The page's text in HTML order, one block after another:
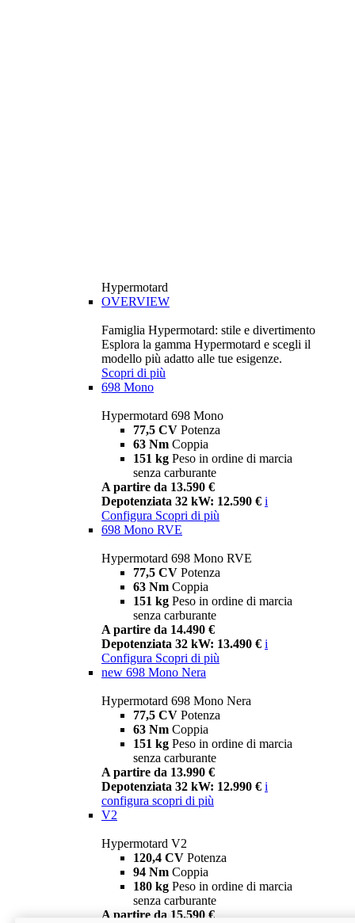
Hypermotard
OVERVIEW
Famiglia Hypermotard: stile e divertimento
Esplora la gamma Hypermotard e scegli il
modello più adatto alle tue esigenze.
Scopri di più
698 Mono
Hypermotard 698 Mono
77,5 CV Potenza
63 Nm Coppia
151 kg Peso in ordine di marcia
senza carburante
A partire da 13.590 €
Depotenziata 32 kW: 12.590 € i
Configura Scopri di più
698 Mono RVE
Hypermotard 698 Mono RVE
77,5 CV Potenza
63 Nm Coppia
151 kg Peso in ordine di marcia
senza carburante
A partire da 14.490 €
Depotenziata 32 kW: 13.490 € i
Configura Scopri di più
new 698 Mono Nera
Hypermotard 698 Mono Nera
77,5 CV Potenza
63 Nm Coppia
151 kg Peso in ordine di marcia
senza carburante
A partire da 13.990 €
Depotenziata 32 kW: 12.990 € i
configura scopri di più
V2
Hypermotard V2
120,4 CV Potenza
94 Nm Coppia
180 kg Peso in ordine di marcia
senza carburante
A partire da 15.590 €